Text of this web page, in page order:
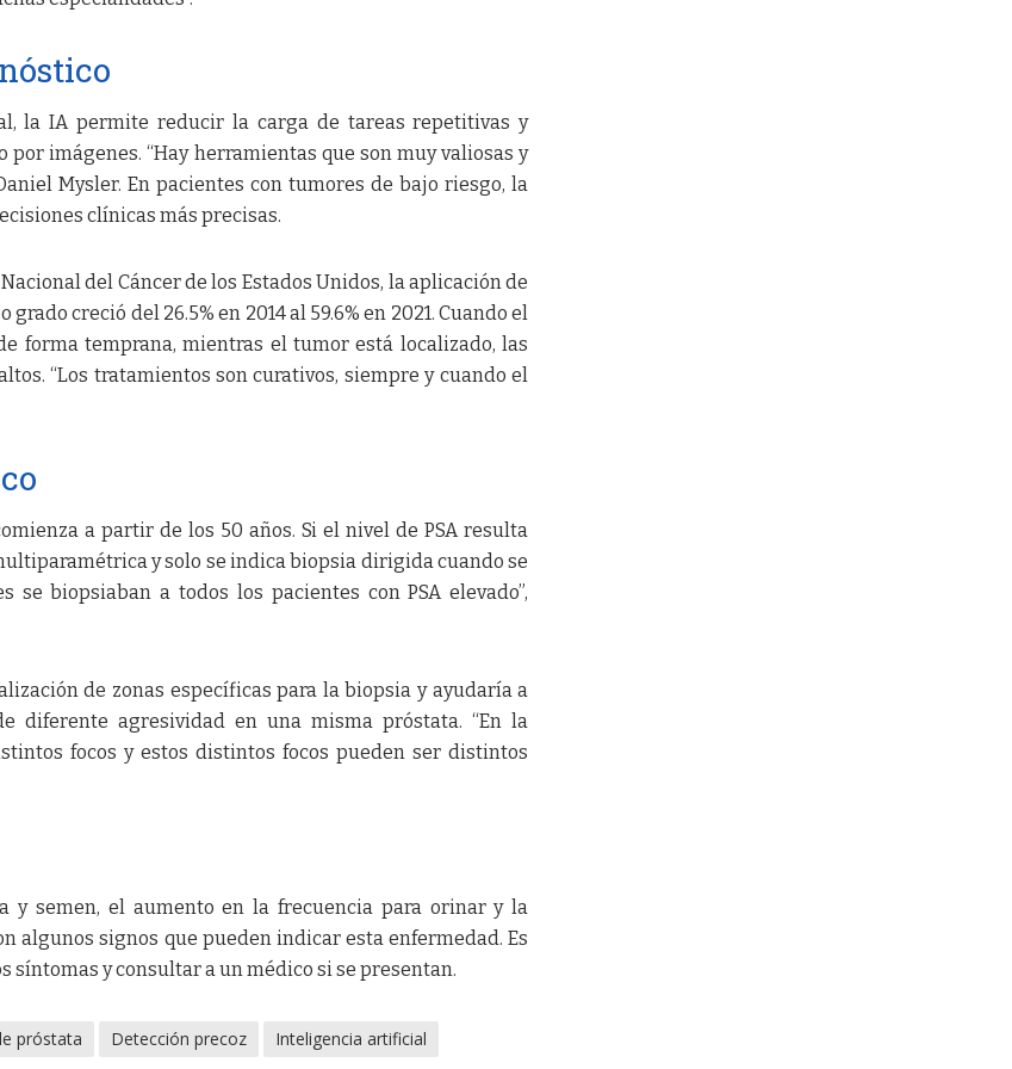
la IA permite reducir la carga de tareas repetitivas y
imágenes. “Hay herramientas que son muy valiosas y
Mysler. En pacientes con tumores de bajo riesgo, la
clínicas más precisas.
del Cáncer de los Estados Unidos, la aplicación de
creció del 26.5% en 2014 al 59.6% en 2021. Cuando el
forma temprana, mientras el tumor está localizado, las
“Los tratamientos son curativos, siempre y cuando el
a partir de los 50 años. Si el nivel de PSA resulta
y solo se indica biopsia dirigida cuando se
se biopsiaban a todos los pacientes con PSA elevado”,
de zonas específicas para la biopsia y ayudaría a
diferente agresividad en una misma próstata. “En la
focos y estos distintos focos pueden ser distintos
y semen, el aumento en la frecuencia para orinar y la
algunos signos que pueden indicar esta enfermedad. Es
síntomas y consultar a un médico si se presentan.
próstata Detección precoz
Inteligencia artificial